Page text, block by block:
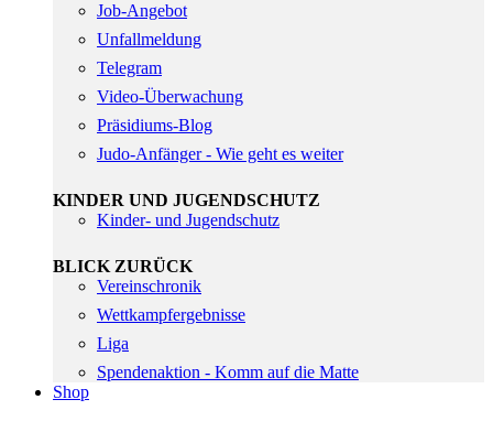
Job-Angebot
Unfallmeldung
Telegram
Video-Überwachung
Präsidiums-Blog
Judo-Anfänger - Wie geht es weiter
KINDER UND JUGENDSCHUTZ
Kinder- und Jugendschutz
BLICK ZURÜCK
Vereinschronik
Wettkampfergebnisse
Liga
Spendenaktion - Komm auf die Matte
Shop